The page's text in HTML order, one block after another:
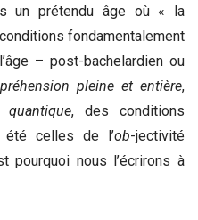
un prétendu âge où « la
fondamentalement
– post-bachelardien ou
pleine et entière,
, des conditions
été celles de l’ob-jectivité
pourquoi nous l’écrirons à